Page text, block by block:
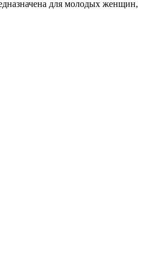
для молодых женщин,